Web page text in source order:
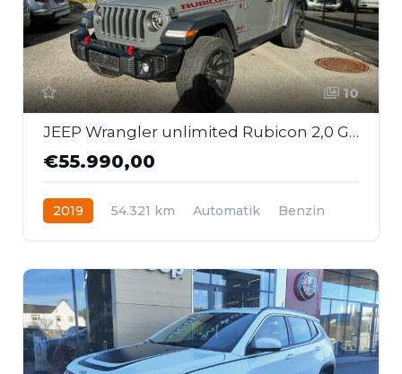
10
JEEP Wrangler unlimited Rubicon 2,0 GME Aut. *8-Fach*
€55.990,00
2019 54.321 km Automatik
Benzin